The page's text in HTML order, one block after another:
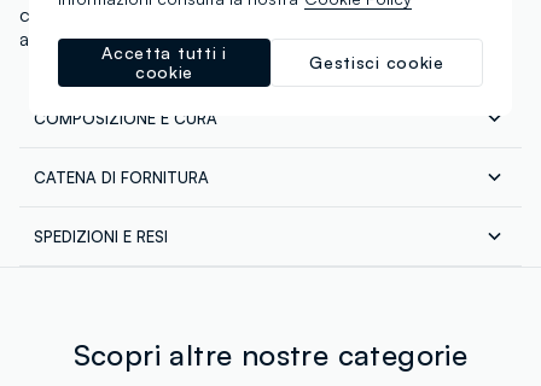
consistenza umida di tipo acquoso nutre e
ammorbidisce la pelle. Prodotto di skincare coreana.
COMPOSIZIONE E CURA
Composizione:
Butylene Glycol, Glycerin, Propanediol, Centella Asiatica
Papaya (Papaya) Fruit Extract, Pyrus Malus (Apple) Fruit
CATENA DI FORNITURA
ORIEN TRADE LLC
SPEDIZIONI E RESI
tuoi prodotti in negozio, il servizio è sempre gratuito.
Scopri altre nostre categorie
Gestisci cookie
Accetta tutti i
cookie